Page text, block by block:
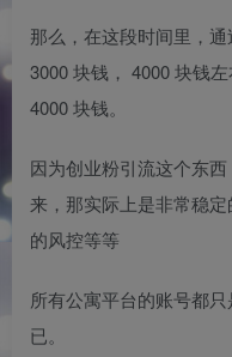
那么，在这段时间里，
3000 块钱， 4000 块钱
4000 块钱。
因为创业粉引流这个东
来，那实际上是非常稳
的风控等等
所有公寓平台的账号都
已。